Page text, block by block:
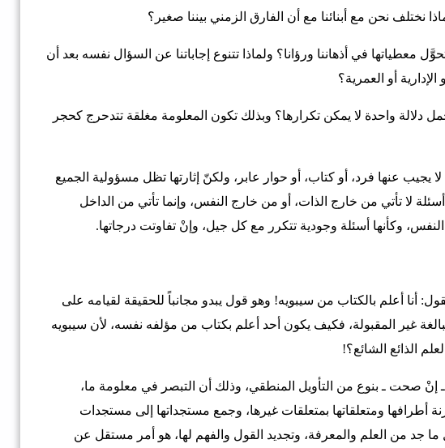
نختلف نحن مع أبنائنا مع أن الفارق الزمني بيننا صغير؟
معطياتها في أذهاننا ورؤانا؟ ولماذا تتنوع إجاباتنا عن السؤال نفسه بعد أن
الإدارية أو العمرية؟
دلالة واحدة لا يمكن تكرارها؟ وبذلك تكون المعلومة مغلقة تتدحرج كحجر
يجيب عنها فرد، أو كتاب، أو حوار عابر، ولكنّ إثارتها تظل مسؤولية الجميع
لا تأتي من خارج الذات، أو من خارج النفس، وإنما تأتي من الداخل
وكأنها أسئلة وجودية تتكرر مع كل جيل، وإنْ تفاوتت درجاتها.
أنا أعلم بالكتاب من سيبويه! وهو قول يبدو مجانباً للحقيقة لقيامه على
غير المقبولة، فكيف يكون أحد أعلم بكتاب من مؤلفه نفسه، لأن سيبويه
الذائع الشائع؟!
ـ إنْ صحت ـ بنوع من التأويل المنطقي، وذلك أن التبصر في معلومة ما،
أطرافها ومتعلقاتها بمتعلقات غيرها، وجمع مستجداتها إلى مستجدات
ما جد من العلم والمعرفة، وتجديد القول والفهم لها، هو أمر مستقل عن